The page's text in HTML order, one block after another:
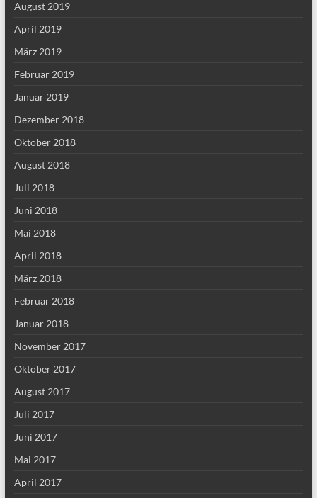
August 2019
April 2019
März 2019
Februar 2019
Januar 2019
Dezember 2018
Oktober 2018
August 2018
Juli 2018
Juni 2018
Mai 2018
April 2018
März 2018
Februar 2018
Januar 2018
November 2017
Oktober 2017
August 2017
Juli 2017
Juni 2017
Mai 2017
April 2017